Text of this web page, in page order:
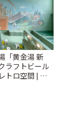
「黄金湯 新
ラフトビール
トロ空間 | こ